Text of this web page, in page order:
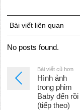
Bài viết liên quan
No posts found.
Bài viết cũ hơn
Hình ảnh
trong phim
Baby đến rồi
(tiếp theo)